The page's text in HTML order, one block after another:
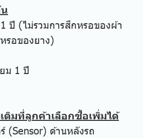
ปี (ไม่รวมการสึกหรอของผ้า
รอของยาง)
ม 1 ปี
ติมที่ลูกค้าเลือกซื้อเพิ่มได้
(Sensor) ด้านหลังรถ